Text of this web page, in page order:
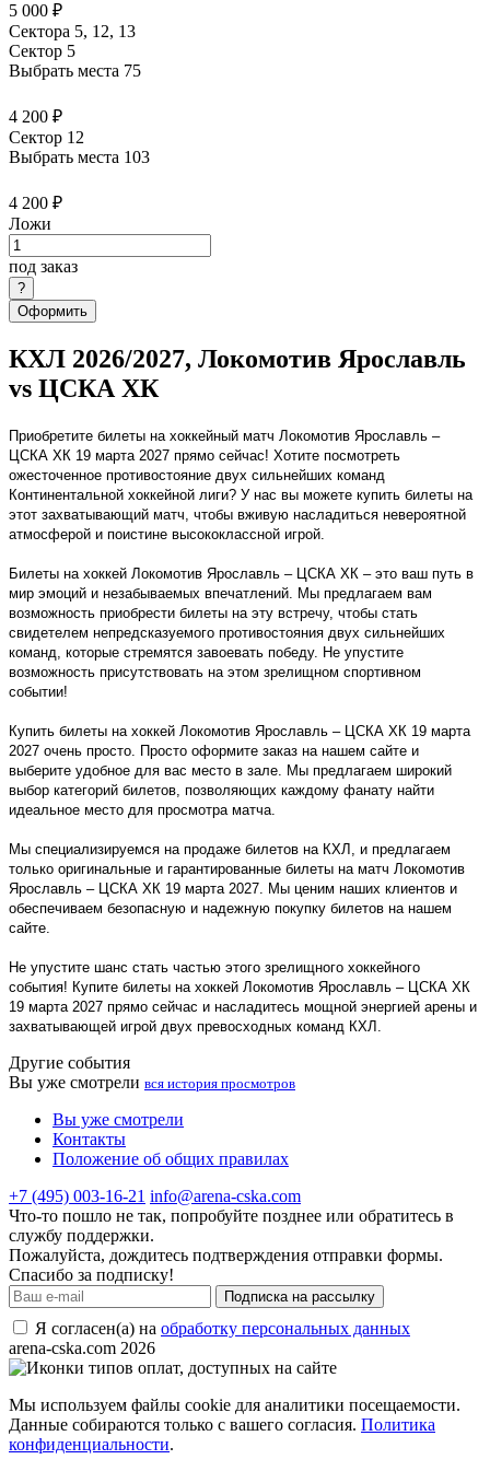
5 000 ₽
Сектора 5, 12, 13
Сектор 5
Выбрать места 75
4 200 ₽
Сектор 12
Выбрать места 103
4 200 ₽
Ложи
под заказ
Оформить
КХЛ 2026/2027, Локомотив Ярославль
vs ЦСКА ХК
Приобретите билеты на хоккейный матч Локомотив Ярославль –
ЦСКА ХК 19 марта 2027 прямо сейчас! Хотите посмотреть
ожесточенное противостояние двух сильнейших команд
Континентальной хоккейной лиги? У нас вы можете купить билеты на
этот захватывающий матч, чтобы вживую насладиться невероятной
атмосферой и поистине высококлассной игрой.
Билеты на хоккей Локомотив Ярославль – ЦСКА ХК – это ваш путь в
мир эмоций и незабываемых впечатлений. Мы предлагаем вам
возможность приобрести билеты на эту встречу, чтобы стать
свидетелем непредсказуемого противостояния двух сильнейших
команд, которые стремятся завоевать победу. Не упустите
возможность присутствовать на этом зрелищном спортивном
событии!
Купить билеты на хоккей Локомотив Ярославль – ЦСКА ХК 19 марта
2027 очень просто. Просто оформите заказ на нашем сайте и
выберите удобное для вас место в зале. Мы предлагаем широкий
выбор категорий билетов, позволяющих каждому фанату найти
идеальное место для просмотра матча.
Мы специализируемся на продаже билетов на КХЛ, и предлагаем
только оригинальные и гарантированные билеты на матч Локомотив
Ярославль – ЦСКА ХК 19 марта 2027. Мы ценим наших клиентов и
обеспечиваем безопасную и надежную покупку билетов на нашем
сайте.
Не упустите шанс стать частью этого зрелищного хоккейного
события! Купите билеты на хоккей Локомотив Ярославль – ЦСКА ХК
19 марта 2027 прямо сейчас и насладитесь мощной энергией арены и
захватывающей игрой двух превосходных команд КХЛ.
Другие события
Вы уже смотрели вся история просмотров
Вы уже смотрели
Контакты
Положение об общих правилах
+7 (495) 003-16-21 info@arena-cska.com
Что-то пошло не так, попробуйте позднее или обратитесь в
службу поддержки.
Пожалуйста, дождитесь подтверждения отправки формы.
Спасибо за подписку!
Подписка на рассылку
Я согласен(а) на обработку персональных данных
arena-cska.com 2026
Мы используем файлы cookie для аналитики посещаемости.
Данные собираются только с вашего согласия. Политика
конфиденциальности.